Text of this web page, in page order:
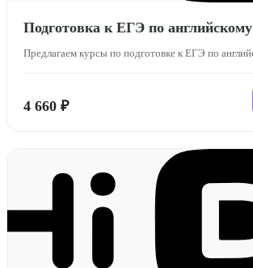
Подготовка к ЕГЭ по
Предлагаем курсы по подготовке к ЕГЭ по
4 660 ₽